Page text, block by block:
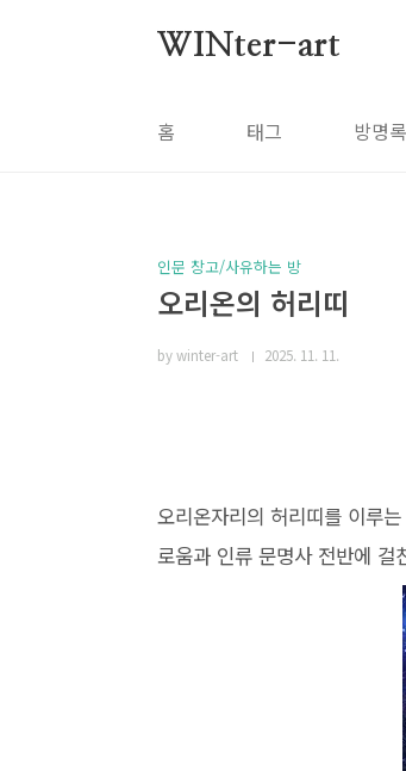
WINter-art
홈 태그 방명록
인문 창고/사유하는 방
오리온의 허리띠
by winter-art 2025. 11. 11.
오리온자리의 허리띠를 이루는
로움과 인류 문명사 전반에